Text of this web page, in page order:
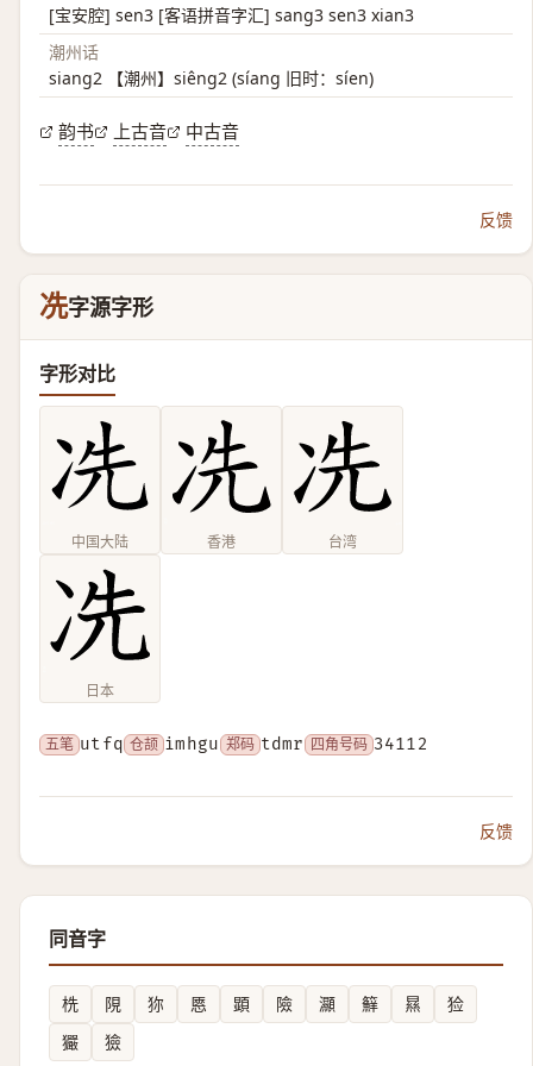
[宝安腔] sen3 [客语拼音字汇] sang3 sen3 xian3
潮州话
siang2 【潮州】siêng2 (síang 旧时：síen)
韵书 上古音 中古音
反馈
冼字源字形
字形对比
中国大陆 香港 台湾
日本
五笔 utfq 仓颉 imhgu 郑码 tdmr 四角号码 34112
反馈
同音字
㭠 䧋 狝 㥦 顕 險 灦 䉳 㬎
猃
玁
獫